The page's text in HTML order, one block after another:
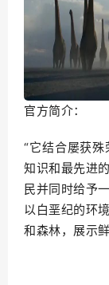
官方简介：
“它结合屡获
知识和最先进
民并同时给予
以白垩纪的环
和森林，展示